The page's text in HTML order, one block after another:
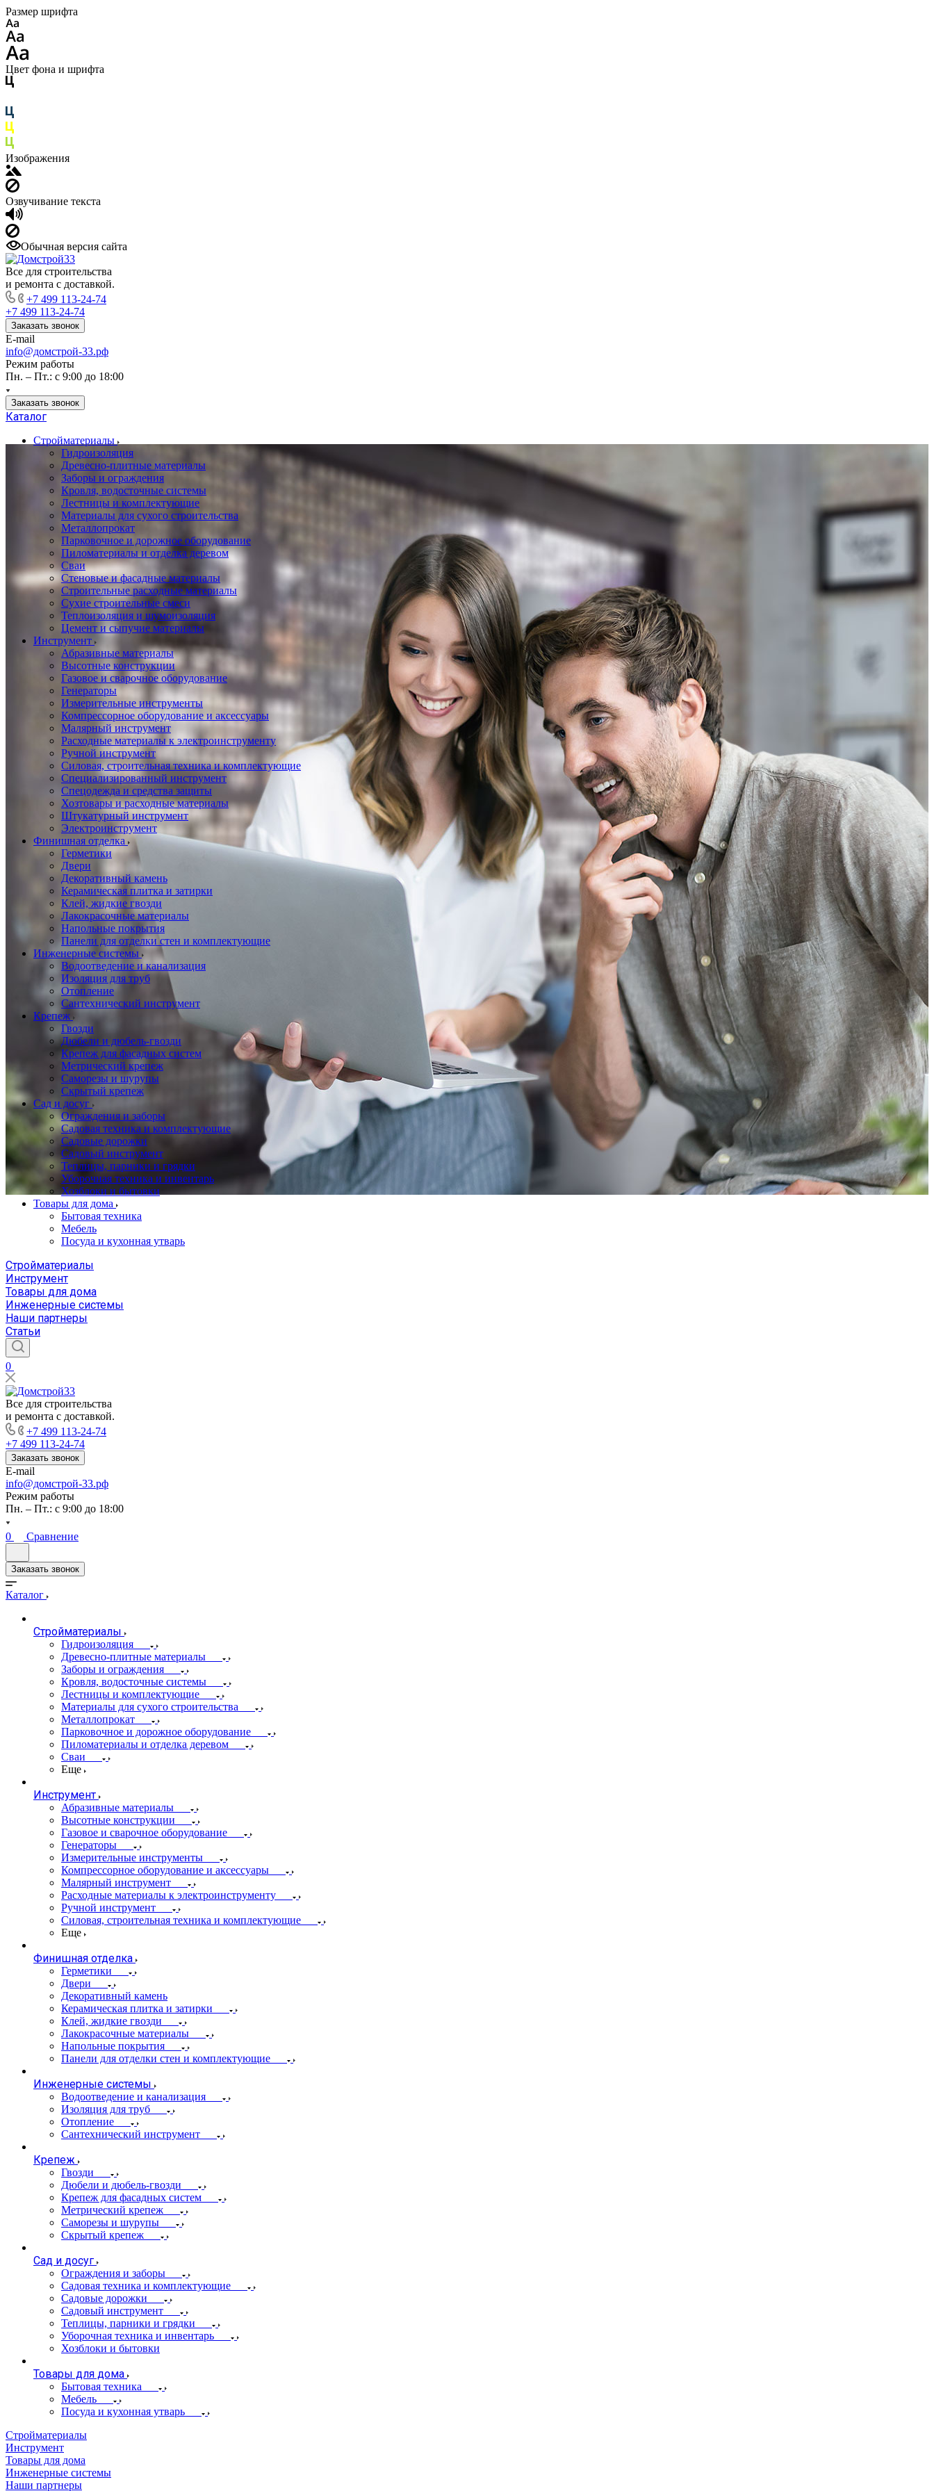
Размер шрифта
Цвет фона и шрифта
Изображения
Озвучивание текста
Обычная версия сайта
Все для строительства
и ремонта с доставкой.
+7 499 113-24-74
+7 499 113-24-74
Заказать звонок
E-mail
info@домстрой-33.рф
Режим работы
Пн. – Пт.: с 9:00 до 18:00
Заказать звонок
Каталог
Стройматериалы
Гидроизоляция
Древесно-плитные материалы
Заборы и ограждения
Кровля, водосточные системы
Лестницы и комплектующие
Материалы для сухого строительства
Металлопрокат
Парковочное и дорожное оборудование
Пиломатериалы и отделка деревом
Сваи
Стеновые и фасадные материалы
Строительные расходные материалы
Сухие строительные смеси
Теплоизоляция и шумоизоляция
Цемент и сыпучие материалы
Инструмент
Абразивные материалы
Высотные конструкции
Газовое и сварочное оборудование
Генераторы
Измерительные инструменты
Компрессорное оборудование и аксессуары
Малярный инструмент
Расходные материалы к электроинструменту
Ручной инструмент
Силовая, строительная техника и комплектующие
Специализированный инструмент
Спецодежда и средства защиты
Хозтовары и расходные материалы
Штукатурный инструмент
Электроинструмент
Финишная отделка
Герметики
Двери
Декоративный камень
Керамическая плитка и затирки
Клей, жидкие гвозди
Лакокрасочные материалы
Напольные покрытия
Панели для отделки стен и комплектующие
Инженерные системы
Водоотведение и канализация
Изоляция для труб
Отопление
Сантехнический инструмент
Крепеж
Гвозди
Дюбели и дюбель-гвозди
Крепеж для фасадных систем
Метрический крепеж
Саморезы и шурупы
Скрытый крепеж
Сад и досуг
Ограждения и заборы
Садовая техника и комплектующие
Садовые дорожки
Садовый инструмент
Теплицы, парники и грядки
Уборочная техника и инвентарь
Хозблоки и бытовки
Товары для дома
Бытовая техника
Мебель
Посуда и кухонная утварь
Стройматериалы
Инструмент
Товары для дома
Инженерные системы
Наши партнеры
Статьи
0
Все для строительства
и ремонта с доставкой.
+7 499 113-24-74
+7 499 113-24-74
Заказать звонок
E-mail
info@домстрой-33.рф
Режим работы
Пн. – Пт.: с 9:00 до 18:00
0 Сравнение
Заказать звонок
Каталог
Стройматериалы
Гидроизоляция
Древесно-плитные материалы
Заборы и ограждения
Кровля, водосточные системы
Лестницы и комплектующие
Материалы для сухого строительства
Металлопрокат
Парковочное и дорожное оборудование
Пиломатериалы и отделка деревом
Сваи
Еще
Инструмент
Абразивные материалы
Высотные конструкции
Газовое и сварочное оборудование
Генераторы
Измерительные инструменты
Компрессорное оборудование и аксессуары
Малярный инструмент
Расходные материалы к электроинструменту
Ручной инструмент
Силовая, строительная техника и комплектующие
Еще
Финишная отделка
Герметики
Двери
Декоративный камень
Керамическая плитка и затирки
Клей, жидкие гвозди
Лакокрасочные материалы
Напольные покрытия
Панели для отделки стен и комплектующие
Инженерные системы
Водоотведение и канализация
Изоляция для труб
Отопление
Сантехнический инструмент
Крепеж
Гвозди
Дюбели и дюбель-гвозди
Крепеж для фасадных систем
Метрический крепеж
Саморезы и шурупы
Скрытый крепеж
Сад и досуг
Ограждения и заборы
Садовая техника и комплектующие
Садовые дорожки
Садовый инструмент
Теплицы, парники и грядки
Уборочная техника и инвентарь
Хозблоки и бытовки
Товары для дома
Бытовая техника
Мебель
Посуда и кухонная утварь
Стройматериалы
Инструмент
Товары для дома
Инженерные системы
Наши партнеры